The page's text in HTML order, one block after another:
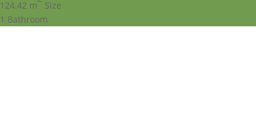
124.42 m
Size
1 Bathroom